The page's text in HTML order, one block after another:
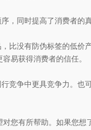
同时提高了消费者的真
没有防伪标签的低价产
易获得消费者的信任。
争中更具竞争力。也可
有所帮助。如果您想